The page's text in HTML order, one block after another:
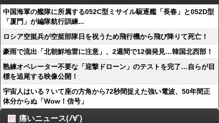
中国海軍の艦隊に所属する052C型ミサイル駆逐艦「長春」と052D型
「厦門」が編隊航行訓練...
ロシア空挺兵が空挺部隊日を祝うため飛行機から飛び降りて死亡！
豪雨で流出「北朝鮮地雷に注意」、2週間で12個発見…韓国北西部！
熟練オペレーター不要な「迎撃ドローン」のテストを完了…自らが目
標を追尾する映像公開！
宇宙人はいる？いて座の方角から72秒間捉えた強い電波、50年間正
体分からぬ「Wow！信号」
痛いニュース(ﾉ∀`)